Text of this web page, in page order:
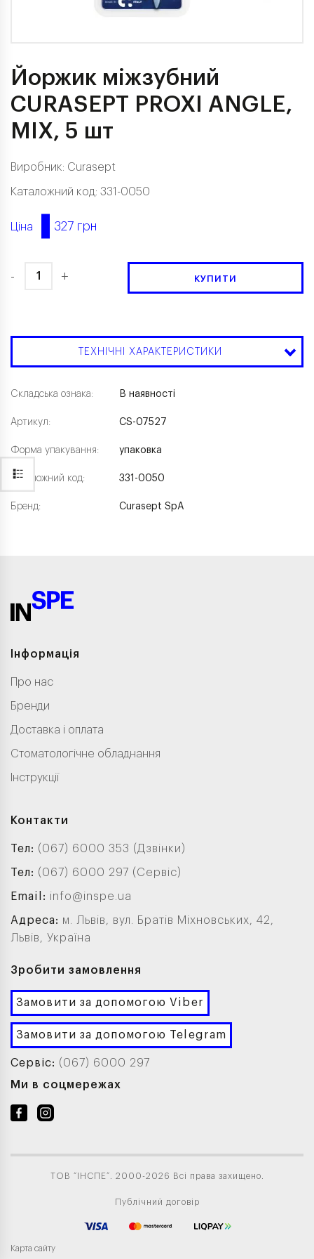
Йоржик міжзубний
CURASEPT PROXI ANGLE,
MIX, 5 шт
Виробник: Curasept
Каталожний код: 331-0050
Ціна 327 грн
- + КУПИТИ
ТЕХНІЧНІ ХАРАКТЕРИСТИКИ
Складська ознака:
Артикул:
Форма упакування:
Каталожний код:
Бренд:
В наявності
CS-07527
упаковка
331-0050
Curasept SpA
Інформація
Про нас
Бренди
Доставка і оплата
Стоматологічне обладнання
Інструкції
Контакти
Тел: (067) 6000 353 (Дзвінки)
Тел: (067) 6000 297 (Сервіс)
Email: info@inspe.ua
Адреса: м. Львів, вул. Братів Міхновських, 42,
Львів, Україна
Зробити замовлення
Замовити за допомогою Viber
Замовити за допомогою Telegram
Сервіс: (067) 6000 297
Ми в соцмережах
ТОВ “ІНСПЕ”. 2000-2026 Всі права захищено.
Публічний договір
Карта сайту